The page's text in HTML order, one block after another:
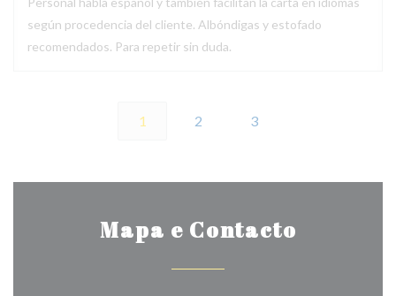
según procedencia del cliente. Albóndigas y estofado
recomendados. Para repetir sin duda.
1 2 3
Mapa e Contacto